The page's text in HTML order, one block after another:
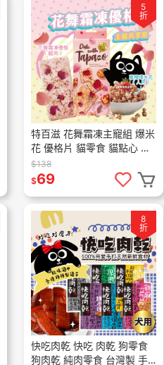
5
折
特百滋 花舞霜凍主寵組 爆米
花 優格片 貓零食 貓點心 寵
物零食 短效期
$138
$69
8
折
快吃肉乾 快吃 肉乾 狗零食
狗肉乾 純肉零食 台灣製 手